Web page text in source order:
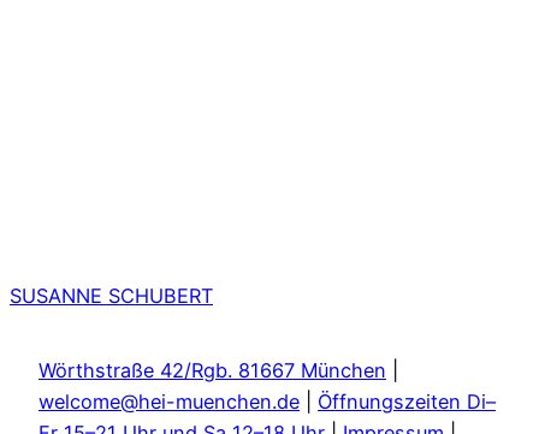
SUSANNE SCHUBERT
Wörthstraße 42/Rgb. 81667 München
welcome@hei-muenchen.de
Öffnungszeiten Di–